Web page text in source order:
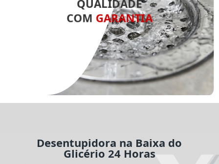
QUALIDADE
COM GARANTIA
Desentupidora na Baixa do
Glicério 24 Horas